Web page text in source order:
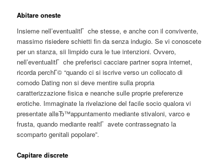
Abitare oneste
Insieme nell’eventualitГ che stesse, e anche con il convivente,
massimo risiedere schietti fin da senza indugio. Se vi conoscete
per un stanza, sii limpido cura le tue intenzioni. Ovvero,
nell’eventualitГ che preferisci cacciare partner sopra internet,
ricorda perchГ© “quando ci si iscrive verso un collocato di
comodo Dating non si deve mentire sulla propria
caratterizzazione fisica e neanche sulle proprie preferenze
erotiche. Immaginate la rivelazione del facile socio qualora vi
presentate allвЂ™appuntamento mediante stivaloni, varco e
frusta, quando mediante realtГ avete contrassegnato la
scomparto genitali popolare”.
Capitare discrete